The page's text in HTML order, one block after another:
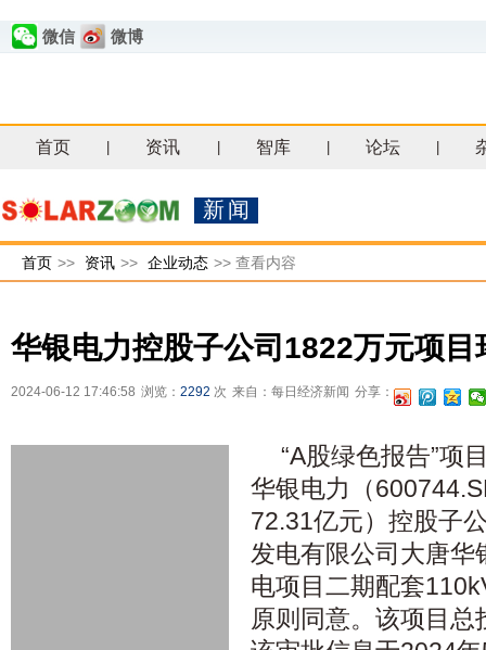
微信 微博
首页 资讯 智库 论坛
新闻
首页 >> 资讯 >> 企业动态 >> 查看内容
华银电力控股子公司1822万元项目
2024-06-12 17:46:58 浏览： 2292 次 来自：每日经济新闻 分享：
“A股绿色报告”项
华银电力（
72.31亿元）控股子
发电有限公司大唐华
电项目二期配套
原则同意。该项目